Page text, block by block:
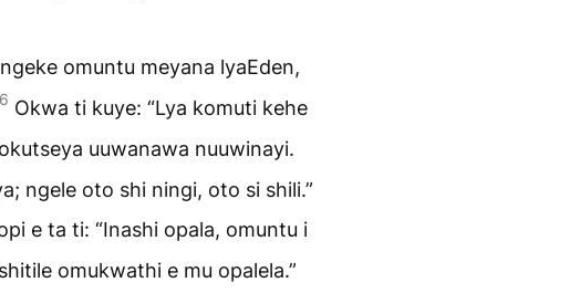
omuntu meyana lyaEden,
Okwa ti kuye: “Lya komuti kehe
uuwanawa nuuwinayi.
ngele oto shi ningi, oto si shili.”
e ta ti: “Inashi opala, omuntu i
omukwathi e mu opalela.”